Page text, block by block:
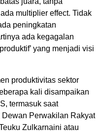
multiplier effect. Tidak
peningkatan
ada kegagalan
yang menjadi visi
produktivitas sektor
kali disampaikan
termasuk saat
Perwakilan Rakyat
Zulkarnaini atau